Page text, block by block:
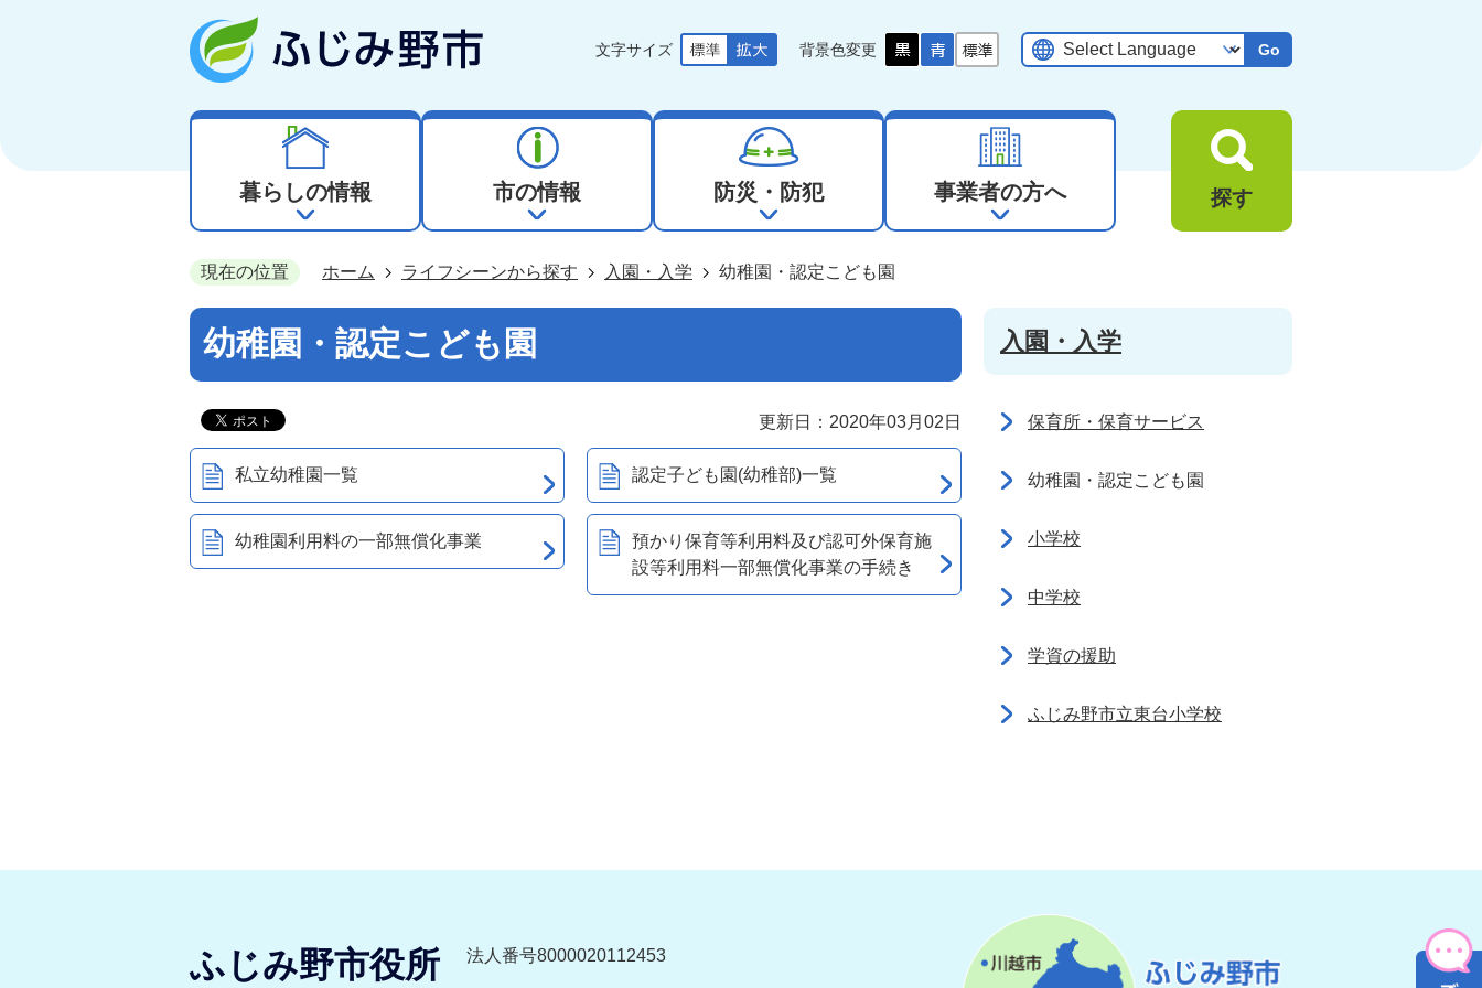
文字サイズ 背景色変更 Go
暮らしの情報 市の情報 防災・防犯 事業者の方へ 探す
現在の位置 ホーム ライフシーンから探す 入園・入学 幼稚園・認定こども園
幼稚園・認定こども園
更新日：2020年03月02日
私立幼稚園一覧 認定子ども園(幼稚部)一覧
幼稚園利用料の一部無償化事業
預かり保育等利用料及び認可外保育施
設等利用料一部無償化事業の手続き
入園・入学
保育所・保育サービス
幼稚園・認定こども園
小学校
中学校
学資の援助
ふじみ野市立東台小学校
ふじみ野市役所 法人番号8000020112453